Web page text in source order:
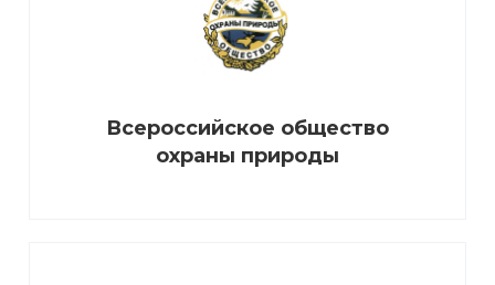
Всероссийское общество
охраны природы